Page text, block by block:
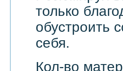
только
обустроить
себя.
Кол-во